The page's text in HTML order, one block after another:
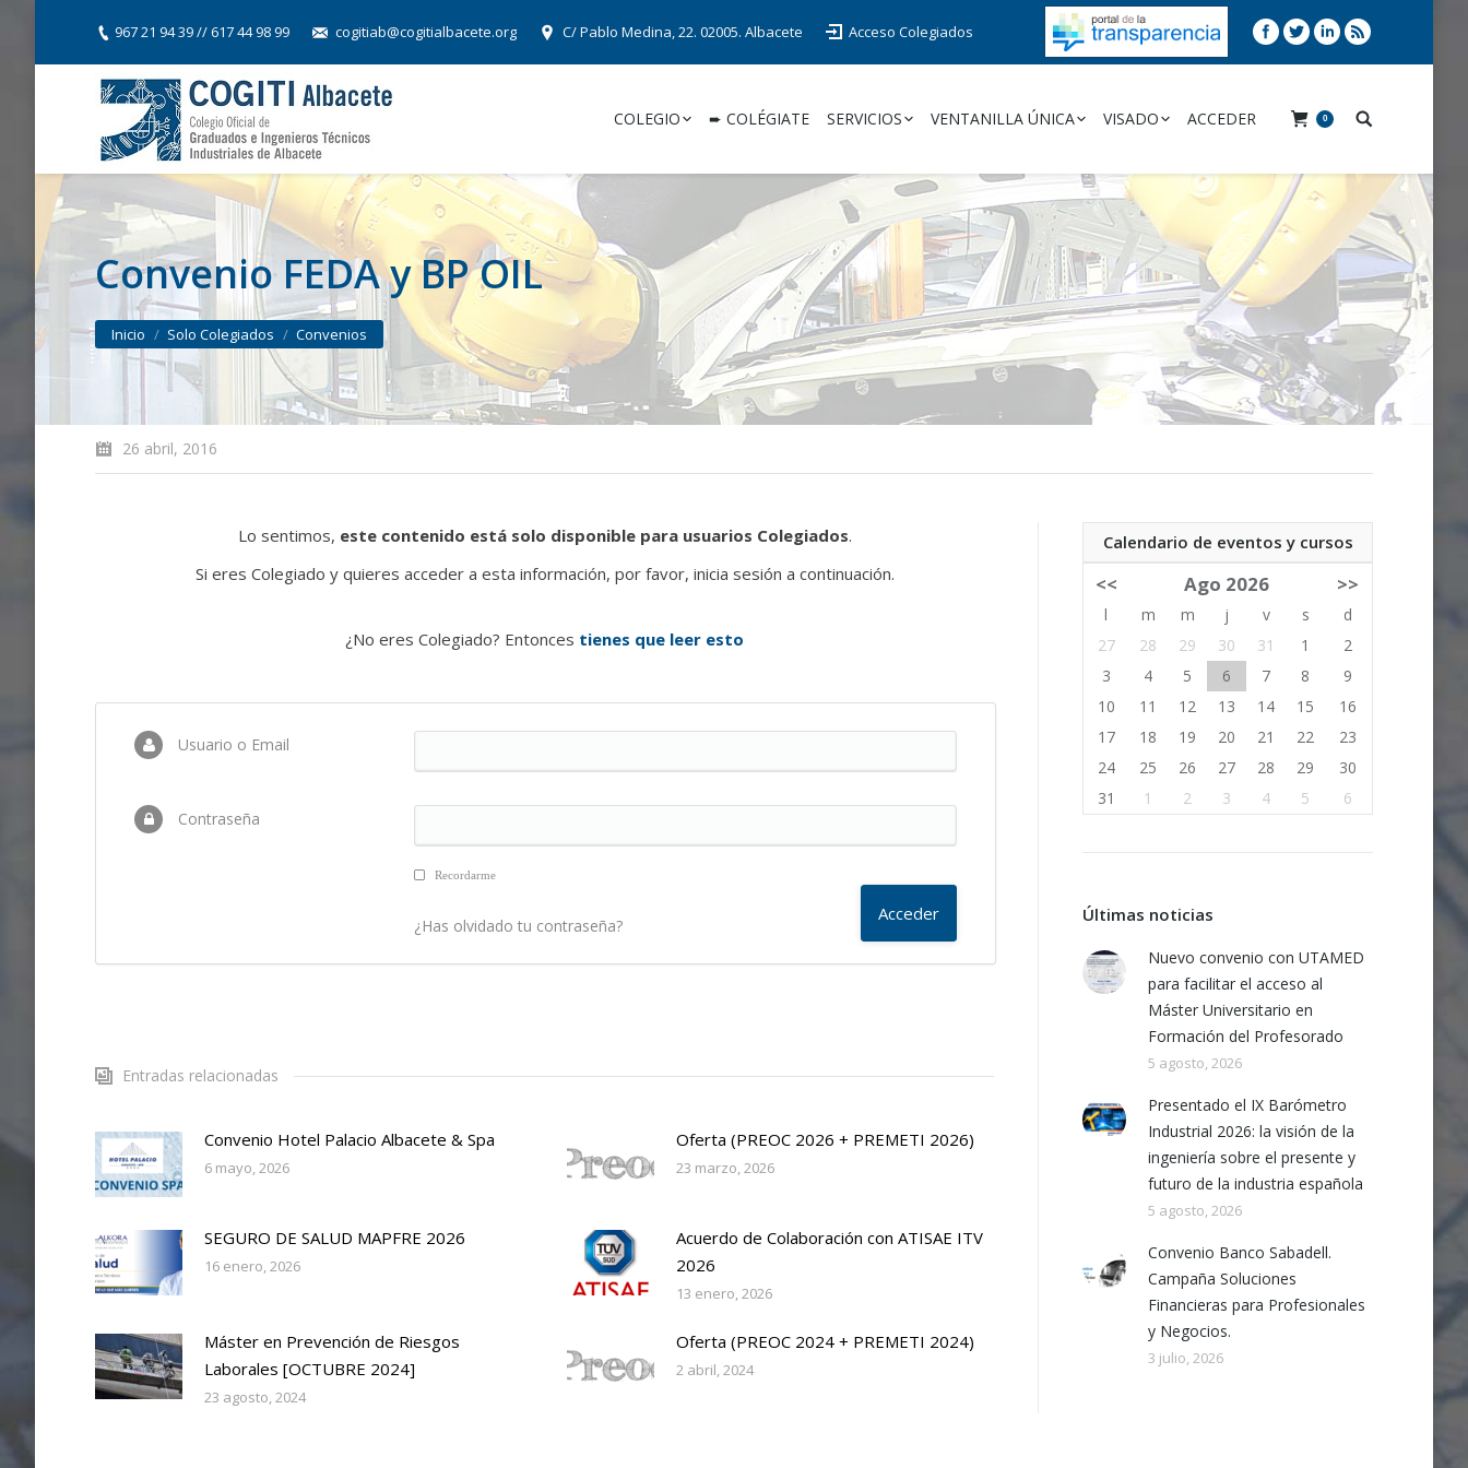
967 21 94 39 // 617 44 98 99 cogitiab@cogitialbacete.org C/ Pablo Medina, 22. 02005. Albacete Acceso Colegiados
COLEGIO ➨ COLÉGIATE SERVICIOS VENTANILLA ÚNICA VISADO ACCEDER 0
Convenio FEDA y BP OIL
You are here:
Inicio Solo Colegiados Convenios
26 abril, 2016
Lo sentimos, este contenido está solo disponible para usuarios Colegiados.
Si eres Colegiado y quieres acceder a esta información, por favor, inicia sesión a continuación.
¿No eres Colegiado? Entonces tienes que leer esto
Usuario o Email
Contraseña
Recordarme
¿Has olvidado tu contraseña?
Entradas relacionadas
Convenio Hotel Palacio Albacete & Spa
6 mayo, 2026
Oferta (PREOC 2026 + PREMETI 2026)
23 marzo, 2026
SEGURO DE SALUD MAPFRE 2026
16 enero, 2026
Acuerdo de Colaboración con ATISAE ITV
2026
13 enero, 2026
Máster en Prevención de Riesgos
Laborales [OCTUBRE 2024]
23 agosto, 2024
Oferta (PREOC 2024 + PREMETI 2024)
2 abril, 2024
Calendario de eventos y cursos
<< Ago 2026 >>
l m m j v s
d
27
28 29 30 31 1
2
3
4 5 6 7 8
9
10
11 12 13 14 15
16
17
18 19 20 21 22
23
24
25 26 27 28 29
30
31
1 2 3 4 5 6
Últimas noticias
Nuevo convenio con UTAMED
para facilitar el acceso al
Máster Universitario en
Formación del Profesorado
5 agosto, 2026
Presentado el IX Barómetro
Industrial 2026: la visión de la
ingeniería sobre el presente y
futuro de la industria española
5 agosto, 2026
Convenio Banco Sabadell.
Campaña Soluciones
Financieras para Profesionales
y Negocios.
3 julio, 2026